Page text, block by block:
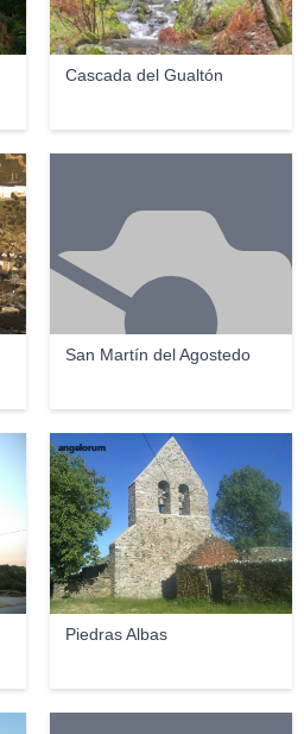
Cascada del Gualtón
San Martín del Agostedo
Piedras Albas
angelorum